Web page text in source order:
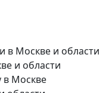
в Москве и области
и области
в Москве